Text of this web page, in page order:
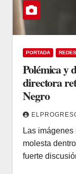
PORTADA
Polémica y
directora
Negro
Las
molesta
fuerte